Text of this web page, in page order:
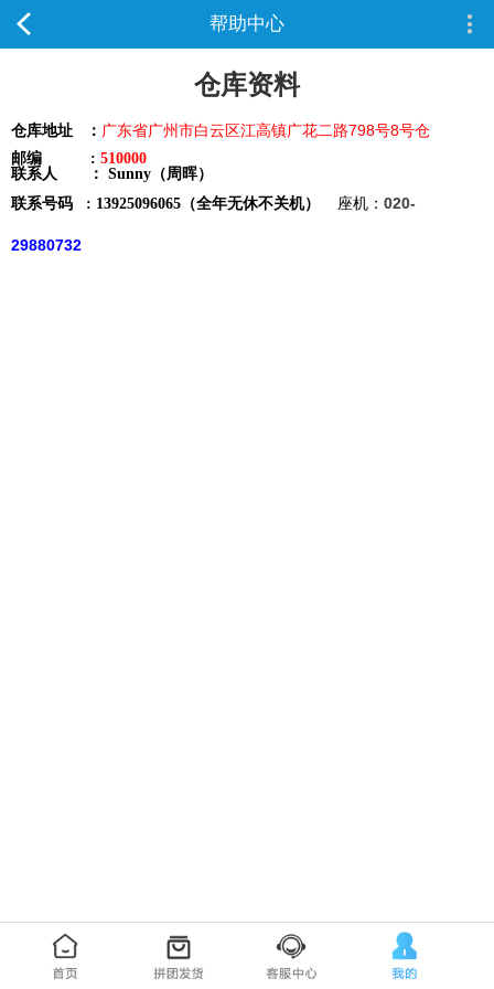
帮助中心
仓库资料
仓库地址 ： 广东省广州市白云区江高镇广花二路798号8号仓
邮编 : 510000
联系人 ： Sunny（周晖）
联系号码 : 13925096065（全年无休不关机）
座机： 020-
29880732